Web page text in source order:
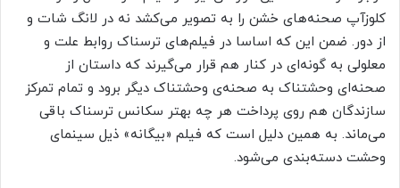
کلوزآپ صحنه‌های خشن را به تصویر می‌کشد نه در لانگ شات و
از دور. ضمن این که اساسا در فیلم‌های ترسناک روابط علت و
معلولی به گونه‌ای در کنار هم قرار می‌گیرند که داستان از
صحنه‌ای وحشتناک به صحنه‌ی وحشتناک دیگر برود و تمام تمرکز
سازندگان هم روی پرداخت هر چه بهتر سکانس ترسناک باقی
می‌ماند. به همین دلیل است که فیلم «بیگانه» ذیل سینمای
وحشت دسته‌بندی می‌شود.